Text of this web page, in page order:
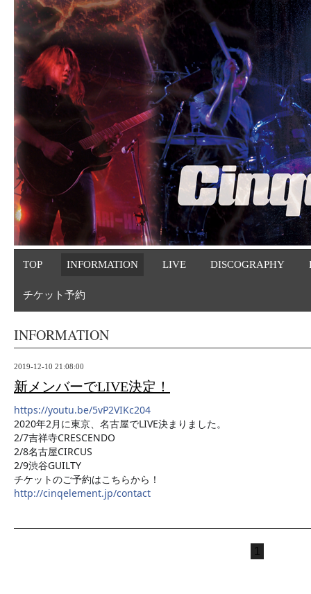
TOP INFORMATION LIVE DISCOGRAPHY
チケット予約
INFORMATION
2019-12-10 21:08:00
新メンバーでLIVE決定！
https://youtu.be/5vP2VIKc204
2020年2月に東京、名古屋でLIVE決まりました。
2/7吉祥寺CRESCENDO
2/8名古屋CIRCUS
2/9渋谷GUILTY
チケットのご予約はこちらから！
http://cinqelement.jp/contact
1